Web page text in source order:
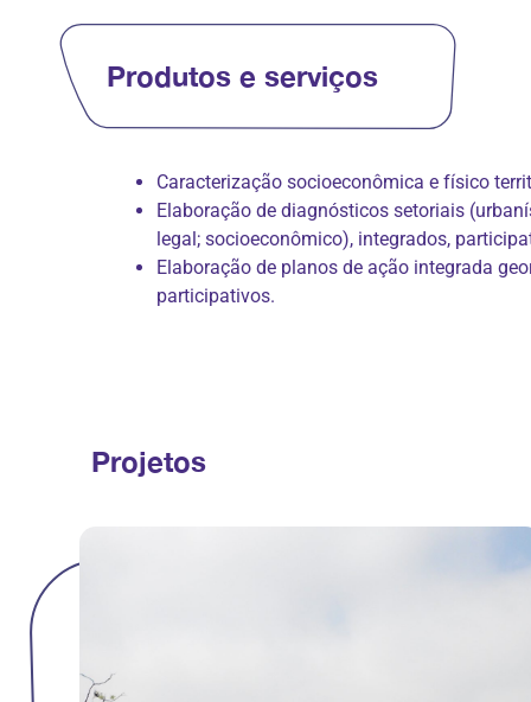
Produtos e serviços
Caracterização socioeconômica e físico
Elaboração de diagnósticos setoriais
legal; socioeconômico), integrados,
Elaboração de planos de ação integrada
participativos.
Projetos